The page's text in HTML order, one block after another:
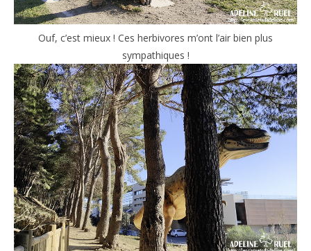
Ouf, c’est mieux ! Ces herbivores m’ont l’air bien plus
sympathiques !